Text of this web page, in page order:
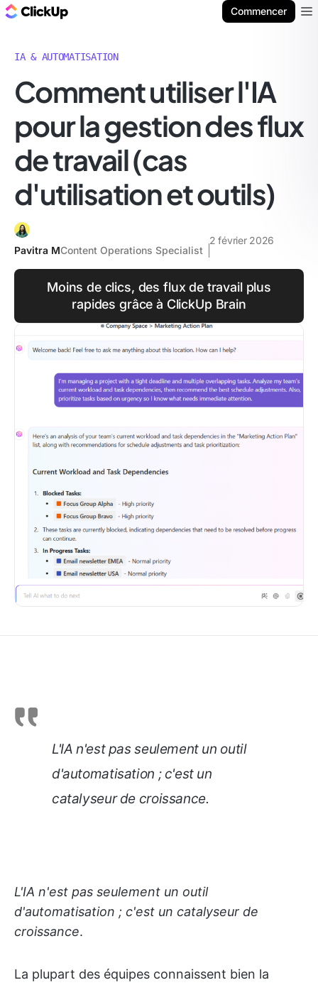
Commencer
IA & AUTOMATISATION
Comment utiliser l'IA
pour la gestion des flux
de travail (cas
d'utilisation et outils)
Pavitra MContent Operations Specialist
2 février 2026
Moins de clics, des flux de travail plus
rapides grâce à ClickUp Brain
L'IA n'est pas seulement un outil
d'automatisation ; c'est un
catalyseur de croissance.
L'IA n'est pas seulement un outil
d'automatisation ; c'est un catalyseur de
croissance.
La plupart des équipes connaissent bien la